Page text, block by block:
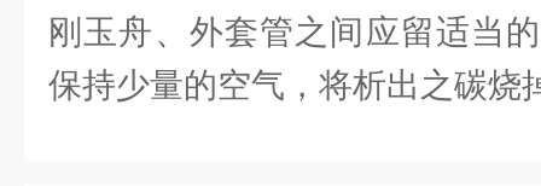
刚玉舟、外套管之间应留适当
保持少量的空气，将析出之碳烧